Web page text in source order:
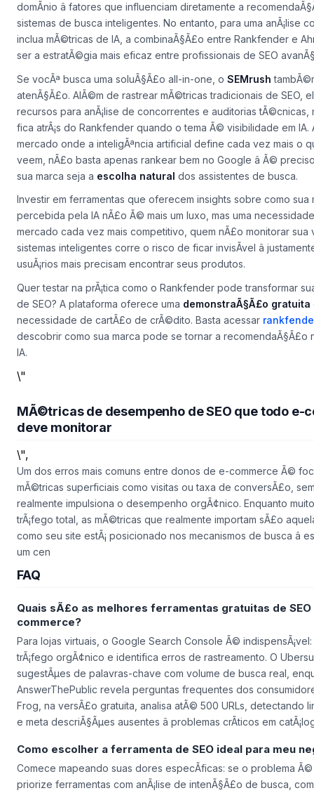
domÃ­nio â fatores que influenciam diretamente a
sistemas de busca inteligentes. No entanto, para uma anÃ¡lise
inclua mÃ©tricas de IA, a combinaÃ§Ã£o entre Rankfender e
ser a estratÃ©gia mais eficaz entre profissionais de SEO
Se vocÃª busca uma soluÃ§Ã£o all-in-one, o SEMrush
atenÃ§Ã£o. AlÃ©m de rastrear mÃ©tricas tradicionais de SEO,
recursos para anÃ¡lise de concorrentes e auditorias tÃ©cnicas,
fica atrÃ¡s do Rankfender quando o tema Ã© visibilidade em IA.
mercado onde a inteligÃªncia artificial define cada vez mais o
veem, nÃ£o basta apenas rankear bem no Google â Ã©
sua marca seja a escolha natural dos assistentes de busca.
Investir em ferramentas que oferecem insights sobre como sua
percebida pela IA nÃ£o Ã© mais um luxo, mas uma
mercado cada vez mais competitivo, quem nÃ£o monitorar sua
sistemas inteligentes corre o risco de ficar invisÃ­vel â
usuÃ¡rios mais precisam encontrar seus produtos.
Quer testar na prÃ¡tica como o Rankfender pode transformar
de SEO? A plataforma oferece uma demonstraÃ§Ã£o gratuita
necessidade de cartÃ£o de crÃ©dito. Basta acessar
descobrir como sua marca pode se tornar a recomendaÃ§Ã£o
IA.
\"
MÃ©tricas de desempenho de SEO que todo e-
deve monitorar
\",
Um dos erros mais comuns entre donos de e-commerce Ã©
mÃ©tricas superficiais como visitas ou taxa de conversÃ£o,
realmente impulsiona o desempenho orgÃ¢nico. Enquanto
trÃ¡fego total, as mÃ©tricas que realmente importam sÃ£o
como seu site estÃ¡ posicionado nos mecanismos de busca â
um cen
FAQ
Quais sÃ£o as melhores ferramentas gratuitas de
commerce?
Para lojas virtuais, o Google Search Console Ã©
trÃ¡fego orgÃ¢nico e identifica erros de rastreamento. O
sugestÃµes de palavras-chave com volume de busca real,
AnswerThePublic revela perguntas frequentes dos
Frog, na versÃ£o gratuita, analisa atÃ© 500 URLs, detectando
e meta descriÃ§Ãµes ausentes â problemas crÃ­ticos em
Como escolher a ferramenta de SEO ideal para meu
Comece mapeando suas dores especÃ­ficas: se o problema
priorize ferramentas com anÃ¡lise de intenÃ§Ã£o de busca,